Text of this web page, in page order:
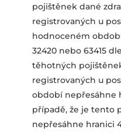
pojištěnek dané
registrovaných u
hodnoceném
32420 nebo 63415
těhotných
registrovaných u
období nepřesáhne
případě, že je tento
nepřesáhne hranici